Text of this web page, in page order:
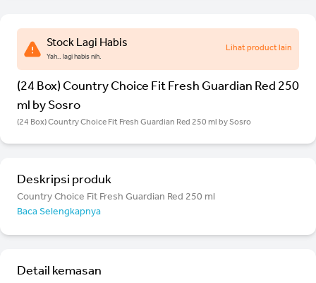
Stock Lagi Habis
Yah.. lagi habis nih.
Lihat product lain
(24 Box) Country Choice Fit Fresh Guardian Red 250
ml by Sosro
(24 Box) Country Choice Fit Fresh Guardian Red 250 ml by Sosro
Deskripsi produk
Country Choice Fit Fresh Guardian Red 250 ml
Baca Selengkapnya
Detail kemasan